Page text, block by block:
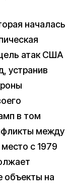
началась
атак США
устранив
в том
между
с 1979
объекты на